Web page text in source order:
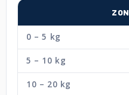
0 – 5 kg
5 – 10 kg
10 – 20 kg